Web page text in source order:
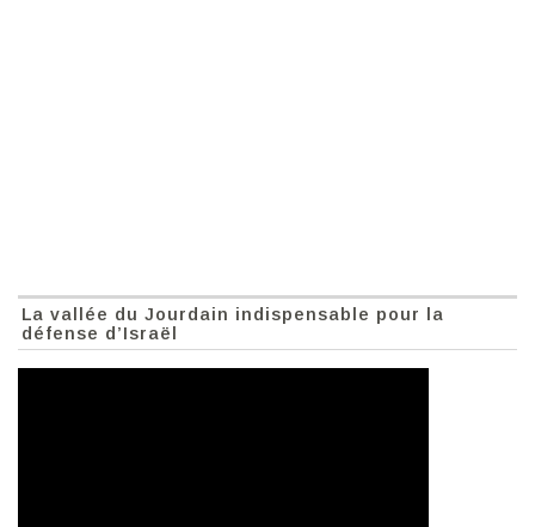
La vallée du Jourdain indispensable pour la
défense d’Israël